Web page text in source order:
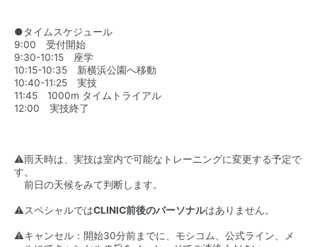
●タイムスケジュール
9:00 受付開始
9:30-10:15 座学
10:15-10:35 新横浜公園へ移動
10:40-11:25 実技
11:45 1000m タイムトライアル
12:00 実技終了
⚠️雨天時は、実技は室内で可能なトレーニングに変更する予定で
す。
前日の天候をみて判断します。
⚠️スペシャルではCLINIC前後のパーソナルはありません。
⚠️キャンセル：開始30分前までに、モシコム、公式ライン、メ